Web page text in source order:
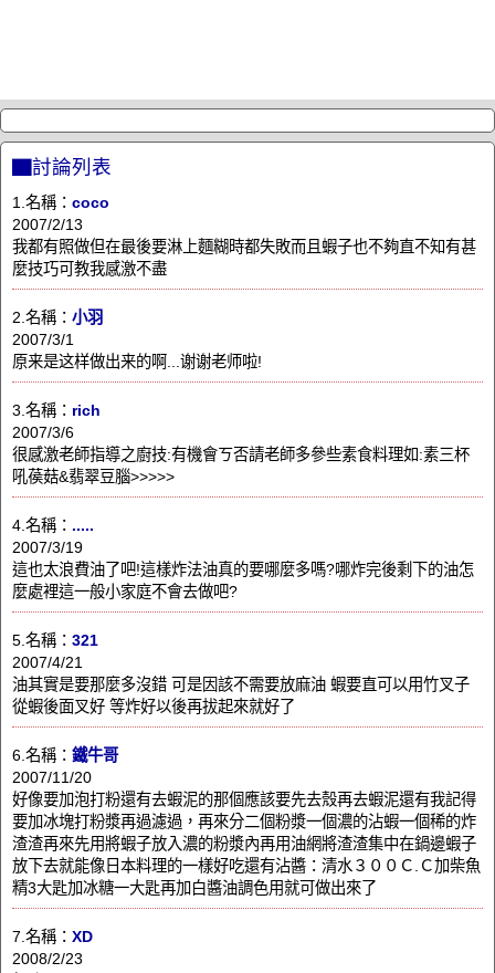
▇討論列表
1.名稱： coco
2007/2/13
我都有照做但在最後要淋上麵糊時都失敗而且蝦子也不夠直不知有甚
麼技巧可教我感激不盡
2.名稱： 小羽
2007/3/1
原来是这样做出来的啊...谢谢老师啦!
3.名稱： rich
2007/3/6
很感激老師指導之廚技:有機會ㄎ否請老師多參些素食料理如:素三杯
吼葔菇&翡翠豆腦>>>>>
4.名稱： .....
2007/3/19
這也太浪費油了吧!這樣炸法油真的要哪麼多嗎?哪炸完後剩下的油怎
麼處裡這一般小家庭不會去做吧?
5.名稱： 321
2007/4/21
油其實是要那麼多沒錯 可是因該不需要放麻油 蝦要直可以用竹叉子
從蝦後面叉好 等炸好以後再拔起來就好了
6.名稱： 鐵牛哥
2007/11/20
好像要加泡打粉還有去蝦泥的那個應該要先去殼再去蝦泥還有我記得
要加冰塊打粉漿再過濾過，再來分二個粉漿一個濃的沾蝦一個稀的炸
渣渣再來先用將蝦子放入濃的粉漿內再用油網將渣渣集中在鍋邊蝦子
放下去就能像日本料理的一樣好吃還有沾醬：清水３００Ｃ.Ｃ加柴魚
精3大匙加冰糖一大匙再加白醬油調色用就可做出來了
7.名稱： XD
2008/2/23